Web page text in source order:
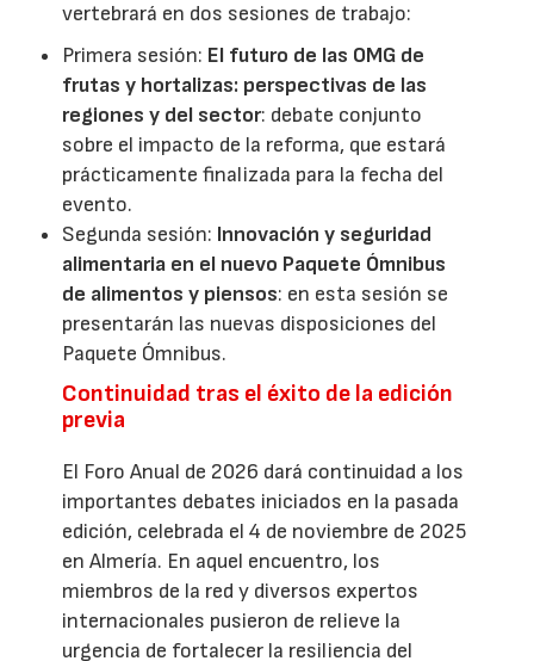
vertebrará en dos sesiones de trabajo:
Primera sesión: El futuro de las OMG de
frutas y hortalizas: perspectivas de las
regiones y del sector: debate conjunto
sobre el impacto de la reforma, que estará
prácticamente finalizada para la fecha del
evento.
Segunda sesión: Innovación y seguridad
alimentaria en el nuevo Paquete Ómnibus
de alimentos y piensos: en esta sesión se
presentarán las nuevas disposiciones del
Paquete Ómnibus.
Continuidad tras el éxito de la edición
previa
El Foro Anual de 2026 dará continuidad a los
importantes debates iniciados en la pasada
edición, celebrada el 4 de noviembre de 2025
en Almería. En aquel encuentro, los
miembros de la red y diversos expertos
internacionales pusieron de relieve la
urgencia de fortalecer la resiliencia del